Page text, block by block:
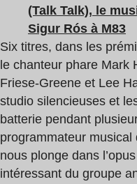
(Talk Talk), le
Sigur Rós à M83
Six titres, dans les
le chanteur phare Mark
Friese-Greene et Lee
studio silencieuses et
batterie pendant
programmateur musical
nous plonge dans
intéressant du groupe